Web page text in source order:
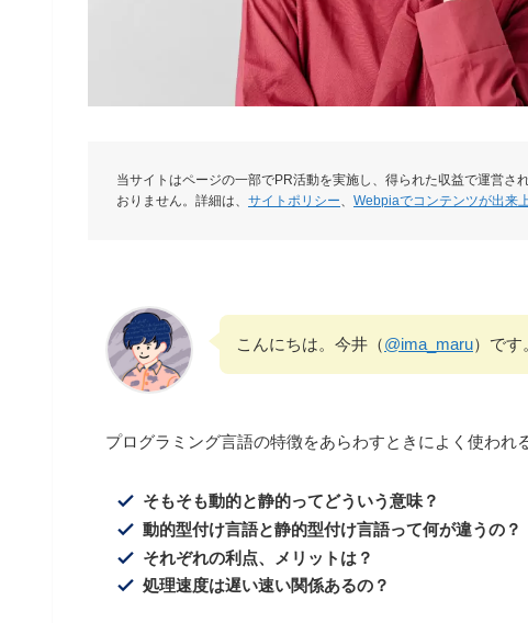
当サイトはページの一部でPR活動を実施し、得られた収益で運営
おりません。詳細は、 サイトポリシー、 Webpiaでコンテンツが出来
こんにちは。今井（@ima_maru）です
プログラミング言語の特徴をあらわすときによく使われ
そもそも動的と静的ってどういう意味？
動的型付け言語と静的型付け言語って何が違うの？
それぞれの利点、メリットは？
処理速度は遅い速い関係あるの？